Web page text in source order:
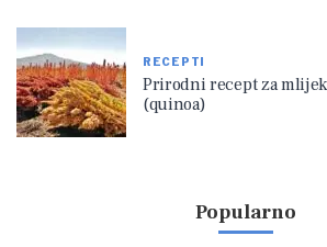
RECEPTI
Prirodni recept za
(quinoa)
Popularno